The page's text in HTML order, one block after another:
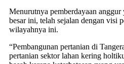
Menurutnya pemberdayaan
besar ini, telah sejalan dengan visi
wilayahnya ini.
“Pembangunan pertanian di
pertanian sektor lahan kering